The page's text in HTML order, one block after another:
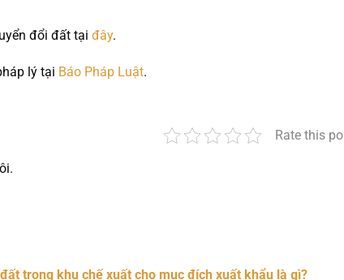
đổi đất tại đây.
lý tại Báo Pháp Luật.
Rate this
trong khu chế xuất cho mục đích xuất khẩu là gì?